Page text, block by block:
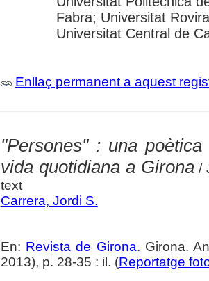
Fabra; Universitat
Universitat Central de
Enllaç permanent a aquest
"Persones" : una
vida quotidiana a Girona/
text
Carrera, Jordi S.
En: Revista de Girona. Girona.
2013), p. 28-35 : il. (Reportatge